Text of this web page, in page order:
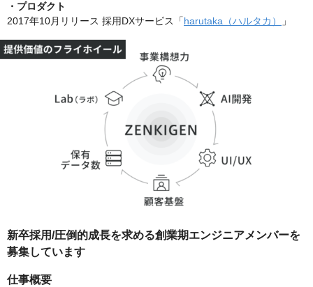
・プロダクト
2017年10月リリース 採用DXサービス「harutaka（ハルタカ） 」
新卒採用/圧倒的成長を求める創業期エンジニアメンバーを
募集しています
仕事概要